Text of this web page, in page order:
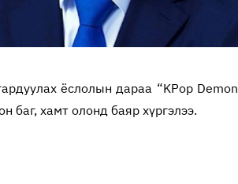
ёслолын дараа “KPop Demon
баг, хамт олонд баяр хүргэлээ.